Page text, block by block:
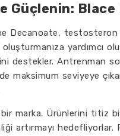
Blace
Decanoate,
yardımcı
destekler. Antrenman
maksimum seviyeye
marka. Ürünlerini titiz
artırmayı hedefliyorlar.